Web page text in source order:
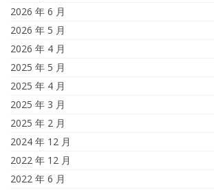
2026 年 6 月
2026 年 5 月
2026 年 4 月
2025 年 5 月
2025 年 4 月
2025 年 3 月
2025 年 2 月
2024 年 12 月
2022 年 12 月
2022 年 6 月